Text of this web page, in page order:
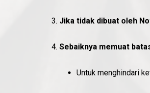
Jika tidak dibuat oleh
Sebaiknya memuat
Untuk menghindari